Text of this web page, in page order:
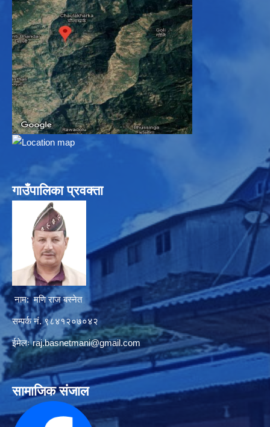
गाउँपालिका प्रवक्ता
नाम: मणि राज बस्नेत
सम्पर्क नं. ९८४१२०७०४२
ईमेलःraj.basnetmani@gmail.com
सामाजिक संजाल